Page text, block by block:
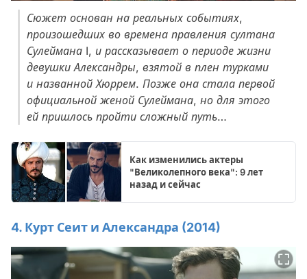
Сюжет основан на реальных событиях,
произошедших во времена правления султана
Сулеймана I, и рассказывает о периоде жизни
девушки Александры, взятой в плен турками
и названной Хюррем. Позже она стала первой
официальной женой Сулеймана, но для этого
ей пришлось пройти сложный путь…
Как изменились актеры
"Великолепного века": 9 лет
назад и сейчас
4. Курт Сеит и Александра (2014)